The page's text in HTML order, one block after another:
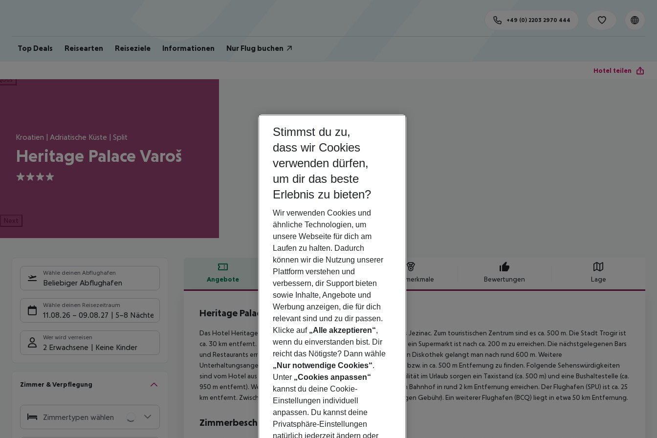
Top Deals Reisearten Reiseziele Informationen Nur Flug buchen
+49 (0) 2203 2970 444
Hotel teilen
Kroatien | Adriatische Küste | Split
Heritage Palace Varoš
4
Next
Wähle deinen Abflughafen
Beliebiger Abflughafen
Wähle deinen Reisezeitraum
11.08.26 – 09.08.27 5-8 Nächte
Wer wird verreisen
2 Erwachsene Keine Kinder
Zimmer & Verpflegung
Zimmertypen wählen
Angebote Hotelbeschreibung Hotelmerkmale Bewertungen Lage
Hotelbeschreibung
Heritage Palace Varoš
4
Das Hotel Heritage Palace Varos liegt in der Umgebung des Strandes Jezinac. Zum touristischen Zentrum sind es ca. 500 m. Die Stadt Trogir ist
ca. 30 km entfernt. Einkaufsmöglichkeiten liegen ca. 1 km vom Hotel, ein Supermarkt ist nach ca. 200 m zu erreichen. Die nächstgelegenen Bars
und Restaurants erreichen Sie ebenfalls nach rund 200 m. Zur nächsten Diskothek gelangt man nach rund 600 m. Weitere
Unterhaltungsangebote wie ein Kino und ein Theater sind in ca. 1 km bzw. in ca. 500 m Entfernung zu finden. Folgende Sehenswürdigkeiten
sind vom Hotel aus erreichbar: Diocletians Palace (ca. 200 m). Für Mobilität im Urlaub sorgen ein Taxistand (ca. 500 m) und eine Bushaltestelle (ca.
950 m entfernt). Weiter entfernt gelegene Orte lassen sich über den Bahnhof in rund 2 km Entfernung erreichen. Der Flughafen (SPU) ist ca. 25
km entfernt. Zwischen Hotel und Flughafen verkehrt ein Shuttle (gegen Gebühr). Ein weiterer Flughafen (BCQ) liegt in etwa 50 km Entfernung.
Zimmerbeschreibung
Stimmst du zu,
dass wir Cookies
verwenden dürfen,
um dir das beste
Erlebnis zu bieten?
Wir verwenden Cookies und
ähnliche Technologien, um
unsere Webseite für dich am
Laufen zu halten. Dadurch
können wir die Nutzung unserer
Plattform verstehen und
verbessern, dir Support bieten
sowie Inhalte, Angebote und
Werbung anzeigen, die für dich
relevant sind und zu dir passen.
Klicke auf „Alle akzeptieren“,
wenn du einverstanden bist. Dir
reicht das Nötigste? Dann wähle
„Nur notwendige Cookies“.
Unter „Cookies anpassen“
kannst du deine Cookie-
Einstellungen individuell
anpassen. Du kannst deine
Privatsphäre-Einstellungen
natürlich jederzeit ändern oder